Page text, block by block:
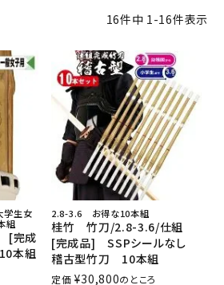
16件中 1-16件表示
学生女
組
[完成
本組
2.8-3.6 お得な10本組
桂竹 竹刀/2.8-3.6/仕組
[完成品] SSPシールなし
稽古型竹刀 10本組
定価 ¥30,800のところ